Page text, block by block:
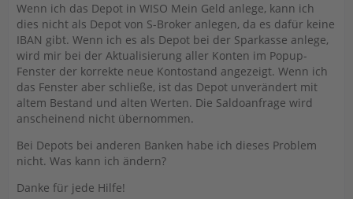
Wenn ich das Depot in WISO Mein Geld anlege, kann ich
dies nicht als Depot von S-Broker anlegen, da es dafür keine
IBAN gibt. Wenn ich es als Depot bei der Sparkasse anlege,
wird mir bei der Aktualisierung aller Konten im Popup-
Fenster der korrekte neue Kontostand angezeigt. Wenn ich
das Fenster aber schließe, ist das Depot unverändert mit
altem Bestand und alten Werten. Die Saldoanfrage wird
anscheinend nicht übernommen.
Bei Depots bei anderen Banken habe ich dieses Problem
nicht. Was kann ich ändern?
Danke für jede Hilfe!